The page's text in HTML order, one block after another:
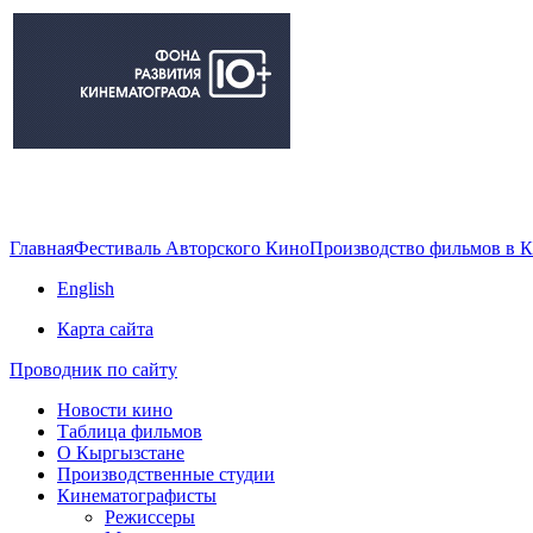
ГлавнаяФестиваль Авторского КиноПроизводство фильмов в
English
Карта сайта
Проводник по сайту
Новости кино
Таблица фильмов
О Кыргызстане
Производственные студии
Кинематографисты
Режиссеры